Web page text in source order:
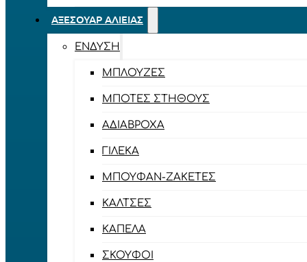
ΑΞΕΣΟΥΆΡ ΑΛΙΕΊΑΣ
ΈΝΔΥΣΗ
ΜΠΛΟΎΖΕΣ
ΜΠΌΤΕΣ ΣΤΉΘΟΥΣ
ΑΔΙΆΒΡΟΧΑ
ΓΙΛΈΚΑ
ΜΠΟΥΦΆΝ-ΖΑΚΈΤΕΣ
ΚΆΛΤΣΕΣ
ΚΑΠΈΛΑ
ΣΚΟΎΦΟΙ